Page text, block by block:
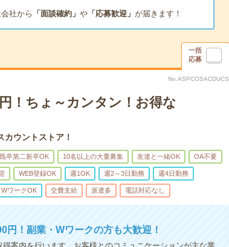
社から 「面談確約」 や「応募歓迎」 が届きます！
一括
応募
No.ASPCOSACDUCS
！ちょ～カンタン！お得な
ウントストア！
既卒第二新卒OK 10名以上の大量募集 友達と一緒OK OA不要
WEB登録OK 週1OK 週2～3日勤務 週4日勤務
ワークOK 交費支給 派遣多 電話対応なし
円！副業・Wワークの方も大歓迎！